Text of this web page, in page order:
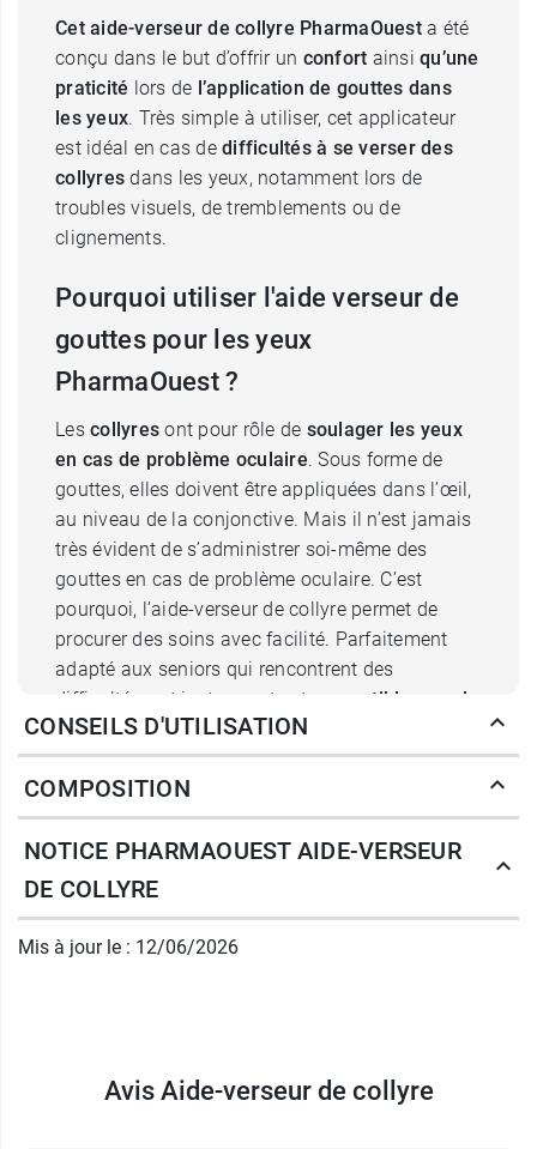
Cet aide-verseur de collyre PharmaOuest a été
conçu dans le but d’offrir un confort ainsi qu’une
praticité lors de l’application de gouttes dans
les yeux. Très simple à utiliser, cet applicateur
est idéal en cas de difficultés à se verser des
collyres dans les yeux, notamment lors de
troubles visuels, de tremblements ou de
clignements.
Pourquoi utiliser l'aide verseur de
gouttes pour les yeux
PharmaOuest ?
Les collyres ont pour rôle de soulager les yeux
en cas de problème oculaire. Sous forme de
gouttes, elles doivent être appliquées dans l’œil,
au niveau de la conjonctive. Mais il n’est jamais
très évident de s’administrer soi-même des
gouttes en cas de problème oculaire. C’est
pourquoi, l’aide-verseur de collyre permet de
procurer des soins avec facilité. Parfaitement
adapté aux seniors qui rencontrent des
difficultés, cet instrument est
compatible avec la
plupart des flaconsde gouttes oculaires.
Pour plus de sécurité et pour un confort absolu,
nous vous recommandons cet aide-verseur qui
rendra vos soins oculaires plus agréables.
fabrique des dispositifs médicaux à destination
Caractéristiques de l'aide verseur
CONSEILS D'UTILISATION
COMPOSITION
NOTICE PHARMAOUEST AIDE-VERSEUR
DE COLLYRE
Mis à jour le : 12/06/2026
Avis Aide-verseur de collyre